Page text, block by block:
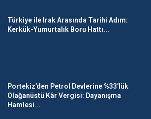
Türkiye ile Irak Arasında Tarihi Adım:
Kerkük-Yumurtalık Boru Hattı...
Portekiz’den Petrol Devlerine %33’lük
Olağanüstü Kâr Vergisi: Dayanışma
Hamlesi...